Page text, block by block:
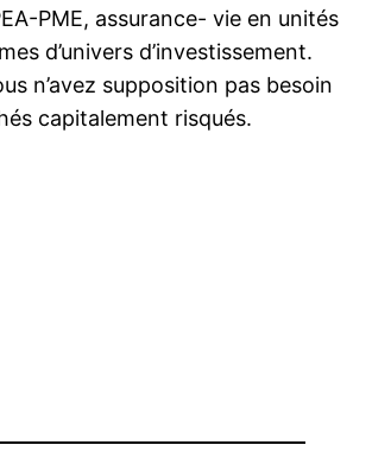
PME, assurance- vie en unités
d’univers d’investissement.
n’avez supposition pas besoin
capitalement risqués.